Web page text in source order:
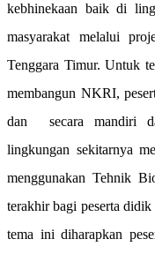
kebhinekaan baik di
masyarakat melalui
Tenggara Timur. Untuk
membangun NKRI,
dan secara mandiri
lingkungan sekitarnya
menggunakan Tehnik
terakhir bagi peserta
tema ini diharapkan